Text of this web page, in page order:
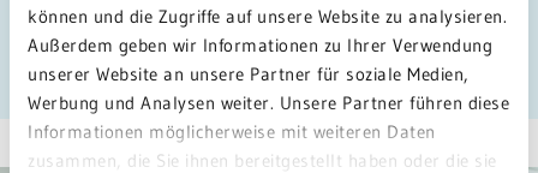
können und die Zugriffe auf unsere Website zu analysieren.
Außerdem geben wir Informationen zu Ihrer Verwendung
unserer Website an unsere Partner für soziale Medien,
Werbung und Analysen weiter. Unsere Partner führen diese
Informationen möglicherweise mit weiteren Daten
zusammen, die Sie ihnen bereitgestellt haben oder die sie
LERNEN SIE UNSER TEAM KENNEN